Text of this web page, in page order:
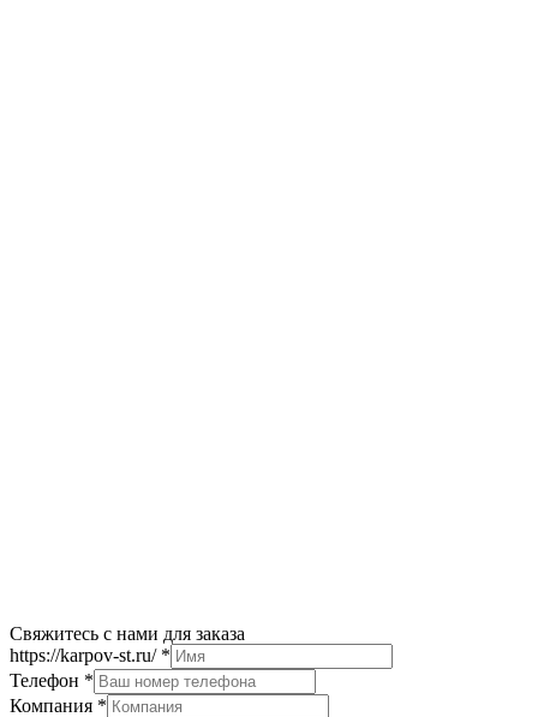
Свяжитесь с нами для заказа
https://karpov-st.ru/ *
Телефон *
Компания *